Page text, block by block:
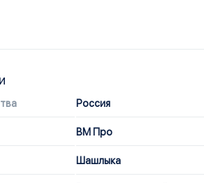
Россия
ВМ Про
Шашлыка